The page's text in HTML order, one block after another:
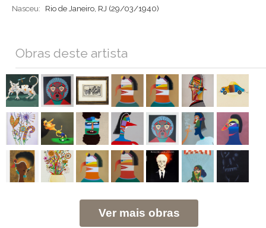
Nasceu:
Rio de Janeiro, RJ (29/03/1940)
Obras deste artista
Ver mais obras